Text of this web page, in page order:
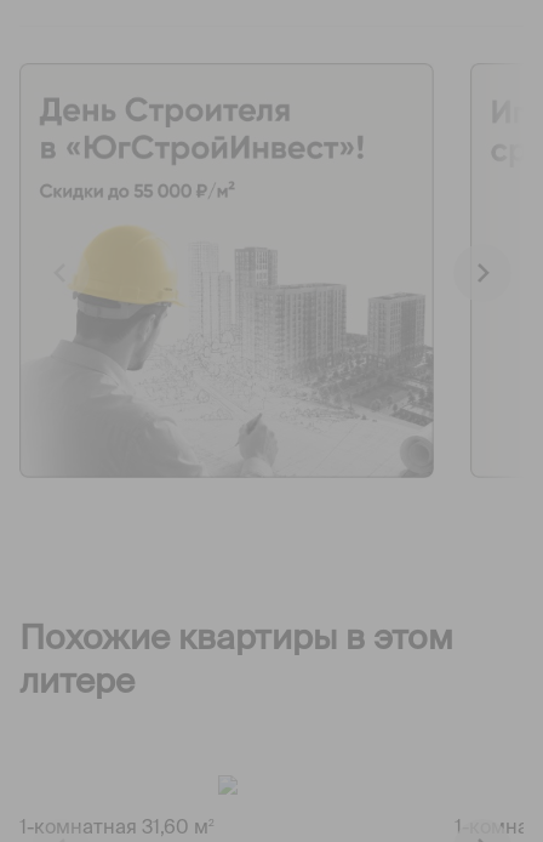
Похожие квартиры в этом
литере
1-комнатная 31,60 м 2 1-